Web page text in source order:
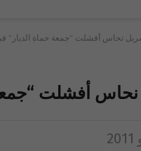
شربل نحاس أفشلت “جمعة حماة الديار”
نحاس أفشلت